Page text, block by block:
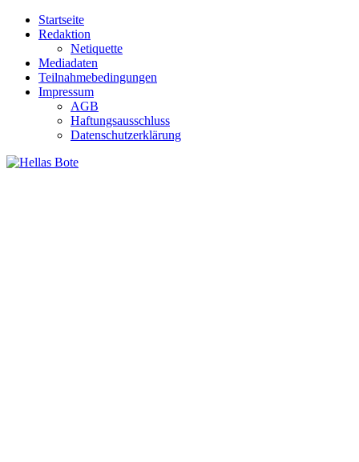
Zum
Inhalt
Startseite
Redaktion
Netiquette
Mediadaten
Teilnahmebedingungen
Impressum
AGB
Haftungsausschluss
Datenschutzerklärung